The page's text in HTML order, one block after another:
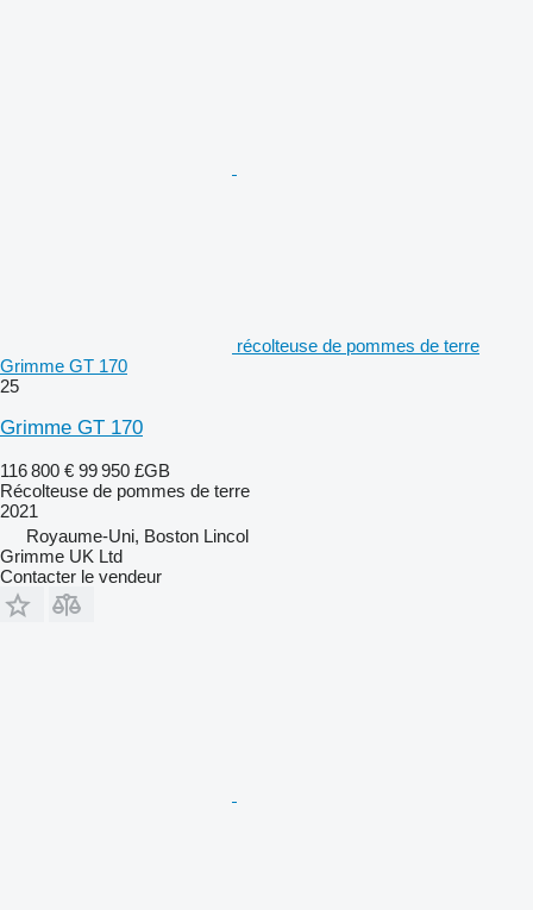
récolteuse de pommes de terre
Grimme GT 170
25
Grimme GT 170
116 800 € 99 950 £GB
Récolteuse de pommes de terre
2021
Royaume-Uni, Boston Lincol
Grimme UK Ltd
Contacter le vendeur